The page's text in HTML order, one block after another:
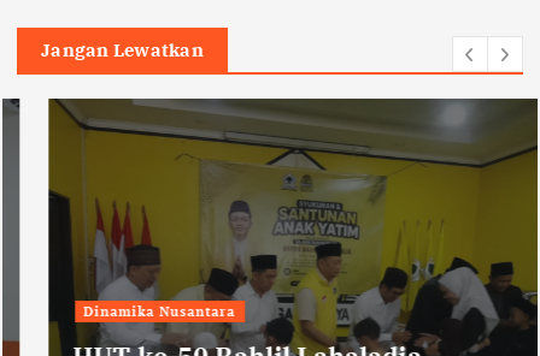
Jangan Lewatkan
Dinamika Nusantara